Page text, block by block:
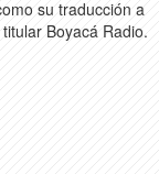
su traducción a
Boyacá Radio.